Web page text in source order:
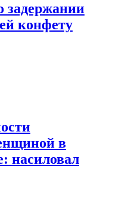
задержании
конфету
в
насиловал